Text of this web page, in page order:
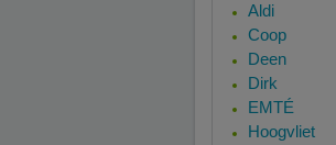
Aldi
Coop
Deen
Dirk
EMTÉ
Hoogvliet